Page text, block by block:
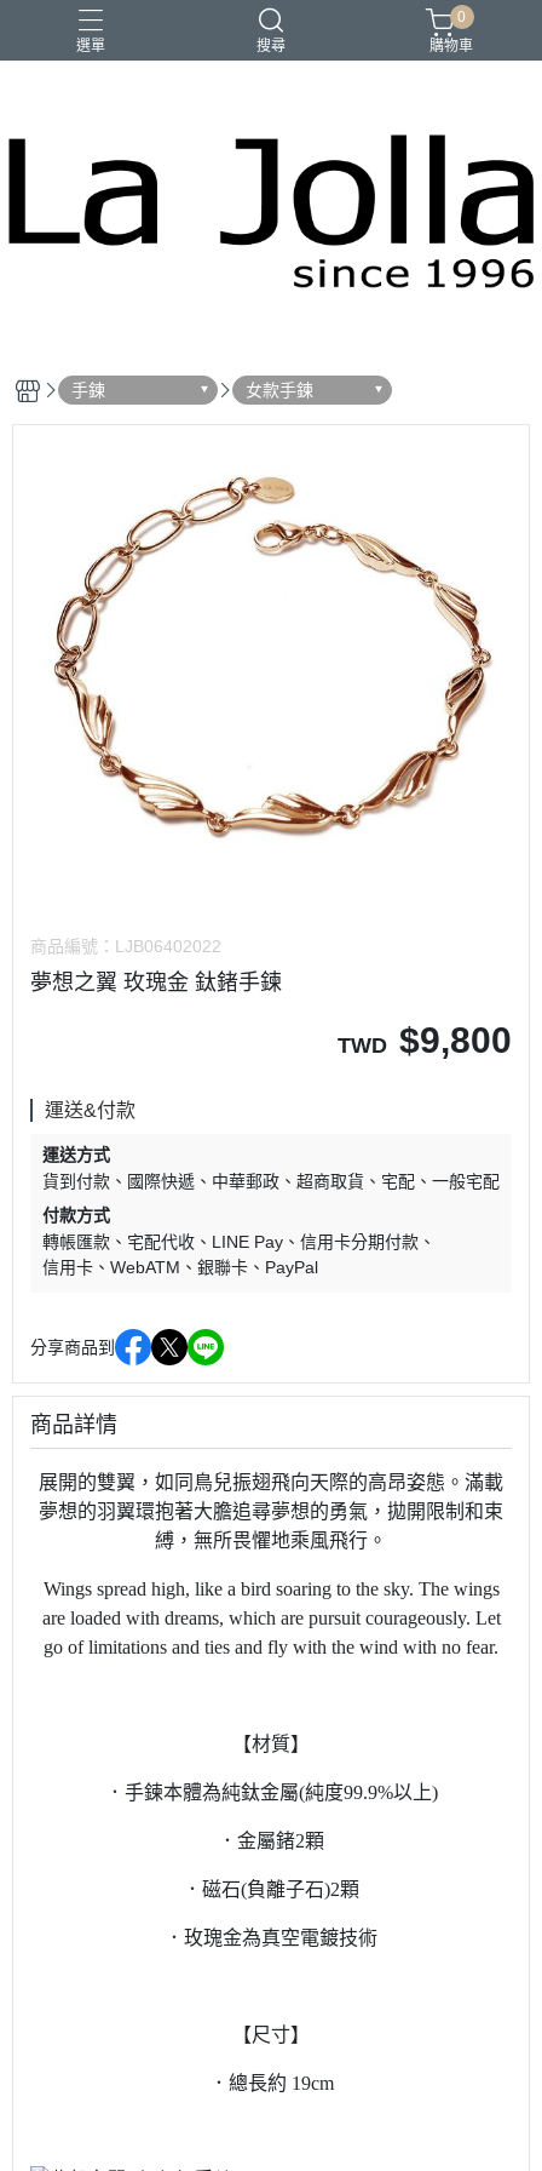
選單 搜尋
咖啡 母親節禮物
0
購物車
手鍊 女款手鍊
商品編號： LJB06402022
夢想之翼 玫瑰金 鈦鍺手鍊
TWD $9,800
運送&付款
運送方式
貨到付款
國際快遞 中華郵政 超商取貨 宅配
一般宅配
付款方式
轉帳匯款
宅配代收 LINE Pay
信用卡分期付款
信用卡
WebATM 銀聯卡 PayPal
分享商品到
商品詳情
展開的雙翼，如同鳥兒振翅飛向天際的高昂姿態。滿載
夢想的羽翼環抱著大膽追尋夢想的勇氣，拋開限制和束
縛，無所畏懼地乘風飛行。
Wings spread high, like a bird soaring to the sky. The wings
are loaded with dreams, which are pursuit courageously. Let
go of limitations and ties and fly with the wind with no fear.
【材質】
．手鍊本體為純鈦金屬(純度99.9%以上)
．金屬鍺2顆
．磁石(負離子石)2顆
．玫瑰金為真空電鍍技術
【尺寸】
．總長約 19cm